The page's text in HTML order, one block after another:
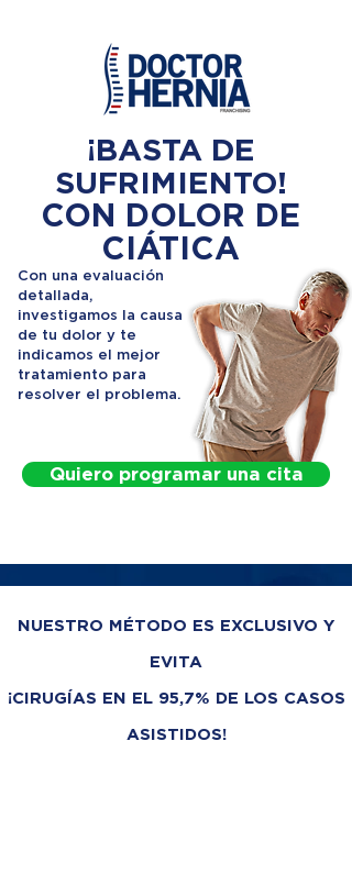
¡BASTA DE
SUFRIMIENTO!
CON DOLOR DE
CIÁTICA
Con una evaluación
detallada,
investigamos la causa
de tu dolor y te
indicamos el mejor
tratamiento para
resolver el problema.
Quiero programar una cita
NUESTRO MÉTODO ES EXCLUSIVO Y
EVITA
¡CIRUGÍAS EN EL 95,7% DE LOS CASOS
ASISTIDOS!